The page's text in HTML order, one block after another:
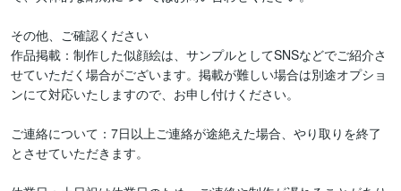
その他、ご確認ください
作品掲載：制作した似顔絵は、サンプルとしてSNSなどでご紹介さ
せていただく場合がございます。掲載が難しい場合は別途オプショ
ンにて対応いたしますので、お申し付けください。
ご連絡について：7日以上ご連絡が途絶えた場合、やり取りを終了
とさせていただきます。